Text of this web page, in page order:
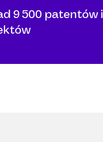
9 500 patentów i